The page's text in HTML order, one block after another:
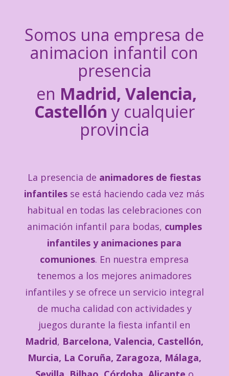
Somos una empresa de
animacion infantil con
presencia
en Madrid, Valencia,
Castellón y cualquier
provincia
La presencia de animadores de fiestas
infantiles se está haciendo cada vez más
habitual en todas las celebraciones con
animación infantil para bodas, cumples
infantiles y animaciones para
comuniones. En nuestra empresa
tenemos a los mejores animadores
infantiles y se ofrece un servicio integral
de mucha calidad con actividades y
juegos durante la fiesta infantil en
Madrid, Barcelona, Valencia, Castellón,
Murcia, La Coruña, Zaragoza, Málaga,